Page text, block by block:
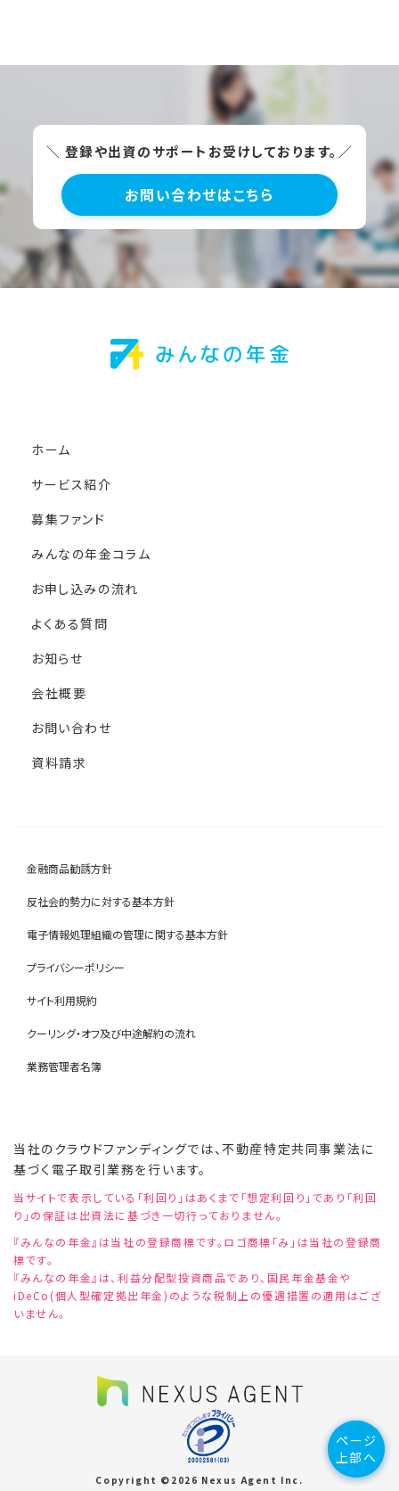
ページ
上部へ
ページ
上部へ
＼ 登録や出資のサポートお受けしております。／
お問い合わせはこちら
ホーム
サービス紹介
募集ファンド
みんなの年金コラム
お申し込みの流れ
よくある質問
お知らせ
会社概要
お問い合わせ
資料請求
金融商品勧誘方針
反社会的勢力に対する基本方針
電子情報処理組織の管理に関する基本方針
プライバシーポリシー
サイト利用規約
クーリング・オフ及び中途解約の流れ
業務管理者名簿
当社のクラウドファンディングでは、不動産特定共同事業法に
基づく電子取引業務を行います。
当サイトで表示している「利回り」はあくまで「想定利回り」であり「利回
り」の保証は出資法に基づき一切行っておりません。
『みんなの年金』は当社の登録商標です。ロゴ商標「み」は当社の登録商
標です。
『みんなの年金』は、利益分配型投資商品であり、国民年金基金や
iDeCo(個人型確定拠出年金)のような税制上の優遇措置の適用はござ
いません。
Copyright ©︎2026 Nexus Agent Inc.